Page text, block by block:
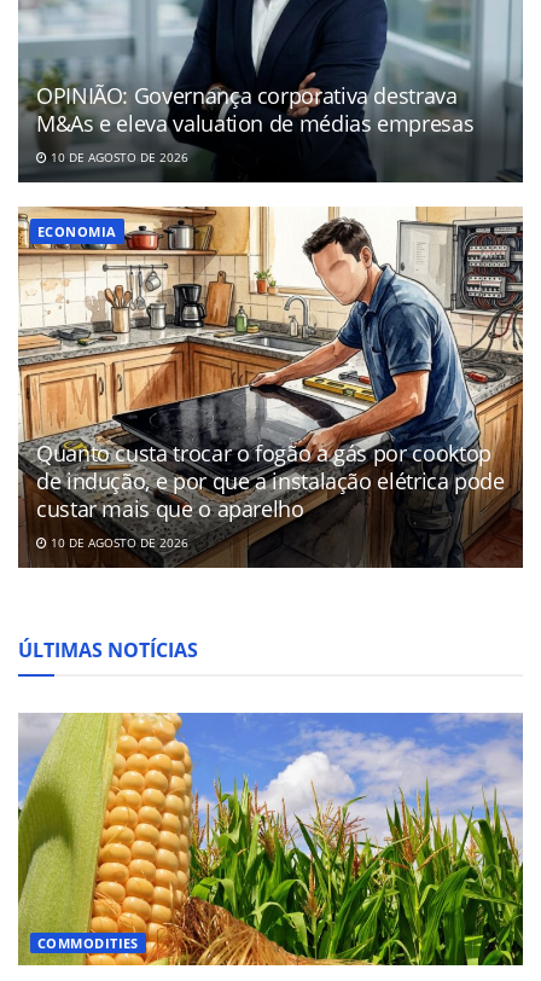
OPINIÃO: Governança corporativa destrava
M&As e eleva valuation de médias empresas
10 DE AGOSTO DE 2026
ECONOMIA
Quanto custa trocar o fogão a gás por cooktop
de indução, e por que a instalação elétrica pode
custar mais que o aparelho
10 DE AGOSTO DE 2026
ÚLTIMAS NOTÍCIAS
COMMODITIES